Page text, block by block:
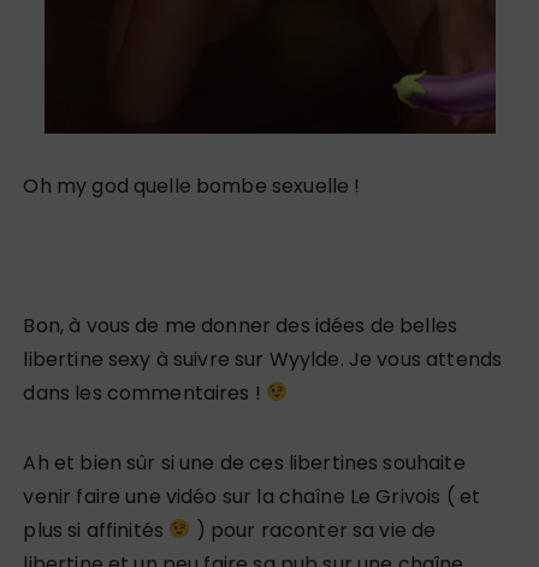
Oh my god quelle bombe sexuelle !
Bon, à vous de me donner des idées de belles
libertine sexy à suivre sur Wyylde. Je vous attends
dans les commentaires !
Ah et bien sûr si une de ces libertines souhaite
venir faire une vidéo sur la chaîne Le Grivois ( et
plus si affinités
) pour raconter sa vie de